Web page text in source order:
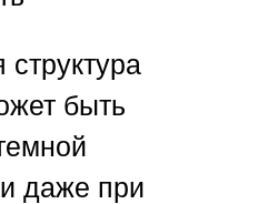
быть
даже при